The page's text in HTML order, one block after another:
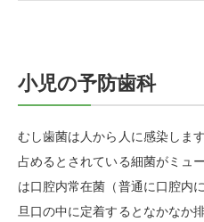
小児の予防歯科
むし歯菌は人から人に感染しま
占めるとされている細菌がミュ
は口腔内常在菌（普通に口腔内
旦口の中に定着するとなかなか